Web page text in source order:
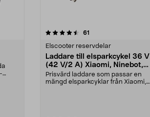
61
Elscooter reservdelar
Laddare till elsparkcykel 36 V
(42 V/2 A) Xiaomi, Ninebot,
E-Way m.fl.
Prisvärd laddare som passar en
mängd elsparkcyklar från Xiaomi,
4.5 av 5 stjärnor